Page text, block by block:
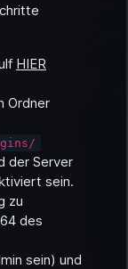
HIER
Ordner
der Server
sein.
zu
des
sein) und